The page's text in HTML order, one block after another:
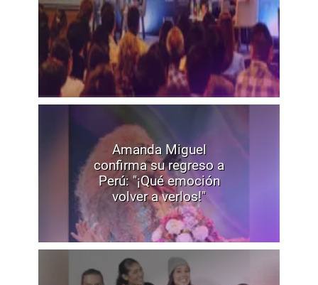
Amanda Miguel
confirma su regreso a
Perú: "¡Qué emoción
volver a verlos!"